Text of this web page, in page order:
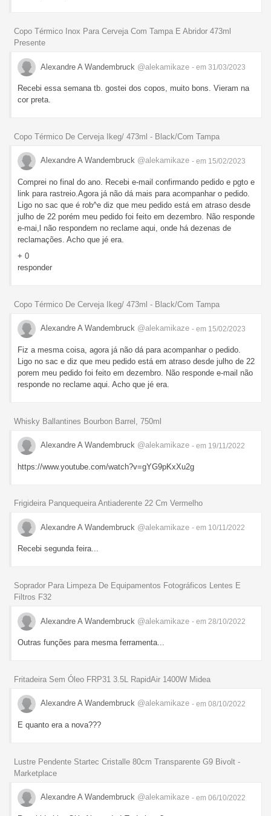
Copo Térmico Inox Para Cerveja Com Tampa E Abridor 473ml
Presente
Alexandre A Wandembruck @alekamikaze - em 31/03/2023
Recebi essa semana tb. gostei dos copos, muito bons. Vieram na
cor preta.
Copo Térmico De Cerveja Ikeg/ 473ml - Black/Com Tampa
Alexandre A Wandembruck @alekamikaze - em 15/02/2023
Comprei no final do ano. Recebi e-mail confirmando pedido e pgto e
link para rastreio.Agora já não dá mais para acompanhar o pedido.
Ligo no sac que é rob^e diz que meu pedido está em atraso desde
julho de 22 porém meu pedido foi feito em dezembro. Não responde
e-mai,l não respondem no reclame aqui, onde há dezenas de
reclamações. Acho que jé era.
+ 0
responder
Copo Térmico De Cerveja Ikeg/ 473ml - Black/Com Tampa
Alexandre A Wandembruck @alekamikaze - em 15/02/2023
Fiz a mesma coisa, agora já não dá para acompanhar o pedido.
Ligo no sac e diz que meu pedido está em atraso desde julho de 22
porem meu pedido foi feito em dezembro. Não responde e-mail não
responde no reclame aqui. Acho que jé era.
Whisky Ballantines Bourbon Barrel, 750ml
Alexandre A Wandembruck @alekamikaze - em 19/11/2022
https://www.youtube.com/watch?v=gYG9pKxXu2g
Frigideira Panquequeira Antiaderente 22 Cm Vermelho
Alexandre A Wandembruck @alekamikaze - em 10/11/2022
Recebi segunda feira...
Soprador Para Limpeza De Equipamentos Fotográficos Lentes E
Filtros F32
Alexandre A Wandembruck @alekamikaze - em 28/10/2022
Outras funções para mesma ferramenta...
Fritadeira Sem Óleo FRP31 3.5L RapidAir 1400W Midea
Alexandre A Wandembruck @alekamikaze - em 08/10/2022
E quanto era a nova???
Lustre Pendente Startec Cristalle 80cm Transparente G9 Bivolt -
Marketplace
Alexandre A Wandembruck @alekamikaze - em 06/10/2022